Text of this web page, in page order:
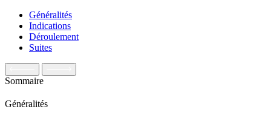
Généralités
Indications
Déroulement
Suites
Sommaire
Généralités